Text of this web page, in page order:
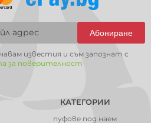
Абониране
известия и съм запознат с
за поверителност
КАТЕГОРИИ
пуфове под наем